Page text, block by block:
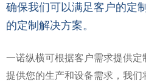
确保我们可以满足客户的定
的定制解决方案。
一诺纵横可根据客户需求提供定
提供您的生产和设备需求，我